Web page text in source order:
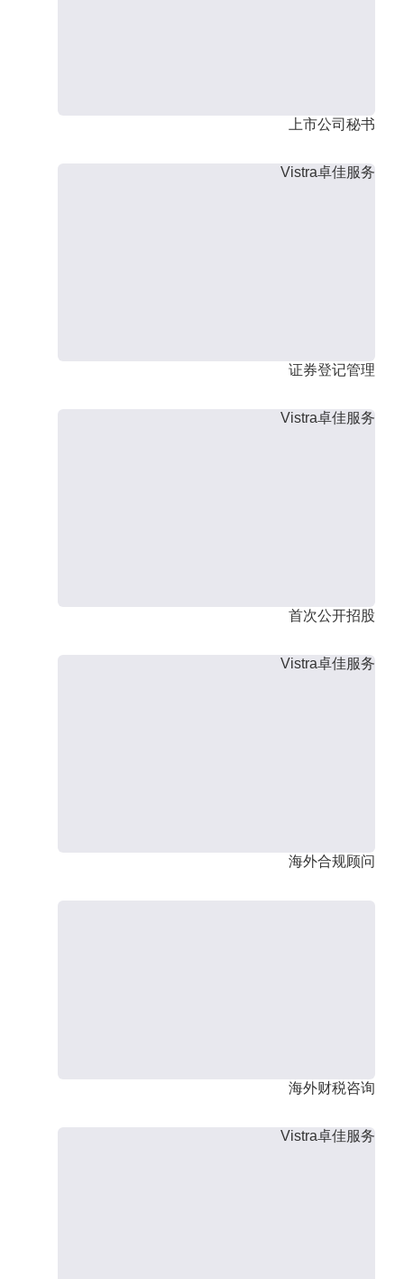
上市公司秘书
Vistra卓佳服务
证券登记管理
Vistra卓佳服务
首次公开招股
Vistra卓佳服务
海外合规顾问
海外财税咨询
Vistra卓佳服务